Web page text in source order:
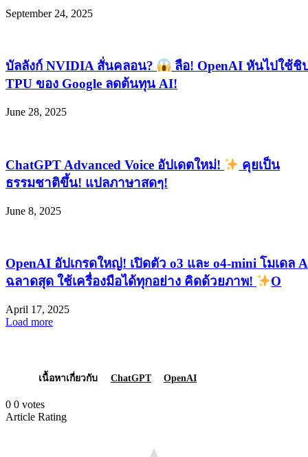
September 24, 2025
บัลลังก์ NVIDIA สั่นคลอน?
ลือ! OpenAI หันไปใช้ชิ
TPU ของ Google ลดต้นทุน AI!
June 28, 2025
ChatGPT Advanced Voice อัปเดตใหม่!
คุยเป็น
ธรรมชาติขึ้น! แปลภาษาสดๆ!
June 8, 2025
OpenAI อัปเกรดใหญ่! เปิดตัว o3 และ o4-mini โมเดล
ฉลาดสุด ใช้เครื่องมือได้ทุกอย่าง คิดด้วยภาพ!
O
April 17, 2025
Load more
เนื้อหาเกี่ยวกับ ChatGPT OpenAI
0 0 votes
Article Rating